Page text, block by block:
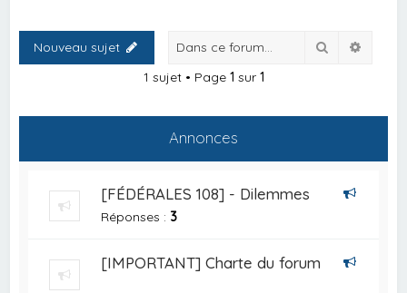
Nouveau sujet Rechercher
1 sujet • Page 1 sur 1
Annonces
[FÉDÉRALES 108] - Dilemmes
Réponses : 3
[IMPORTANT] Charte du forum